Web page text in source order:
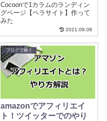
Cocoonで1カラムのランディン
グページ【ペラサイト】作って
みた
2021.08.08
ブログで稼ぐ
amazonでアフィリエイ
ト！ツイッターでのやり